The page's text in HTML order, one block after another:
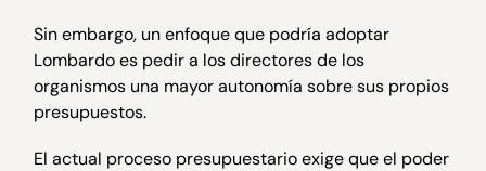
Sin embargo, un enfoque que podría adoptar
Lombardo es pedir a los directores de los
organismos una mayor autonomía sobre sus propios
presupuestos.
El actual proceso presupuestario exige que el poder